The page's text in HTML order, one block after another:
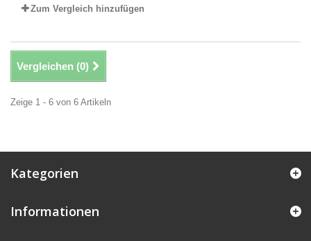
Zum Vergleich hinzufügen
Vergleichen (0)
Zeige 1 - 6 von 6 Artikeln
Kategorien
Informationen